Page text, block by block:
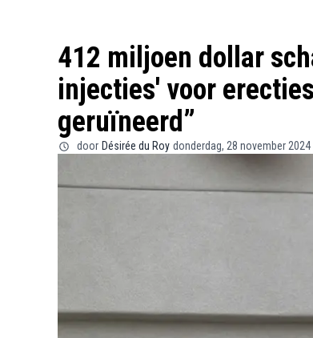
412 miljoen dollar
injecties' voor
geruïneerd”
door Désirée du Roy donderdag, 28 november 2024